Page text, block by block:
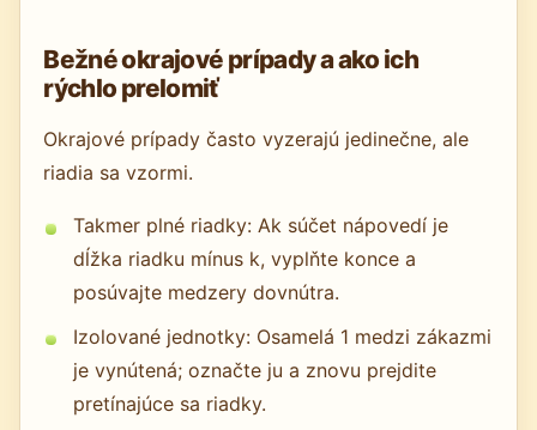
Bežné okrajové prípady a ako ich
rýchlo prelomiť
Okrajové prípady často vyzerajú jedinečne, ale
riadia sa vzormi.
Takmer plné riadky: Ak súčet nápovedí je
dĺžka riadku mínus k, vyplňte konce a
posúvajte medzery dovnútra.
Izolované jednotky: Osamelá 1 medzi zákazmi
je vynútená; označte ju a znovu prejdite
pretínajúce sa riadky.